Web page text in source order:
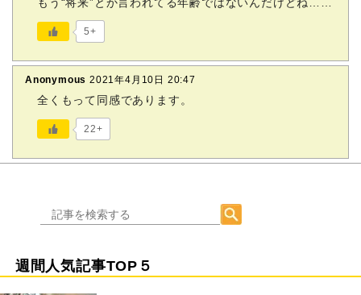
もう“将来”とか言われてる年齢ではないんだけどね……
5+
Anonymous 2021年4月10日 20:47
全くもって同感であります。
22+
週間人気記事TOP５